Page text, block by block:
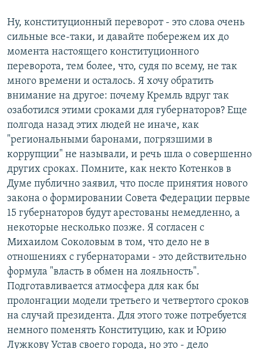
Ну, конституционный переворот - это слова очень
сильные все-таки, и давайте побережем их до
момента настоящего конституционного
переворота, тем более, что, судя по всему, не так
много времени и осталось. Я хочу обратить
внимание на другое: почему Кремль вдруг так
озаботился этими сроками для губернаторов? Еще
полгода назад этих людей не иначе, как
"региональными баронами, погрязшими в
коррупции" не называли, и речь шла о совершенно
других сроках. Помните, как некто Котенков в
Думе публично заявил, что после принятия нового
закона о формировании Совета Федерации первые
15 губернаторов будут арестованы немедленно, а
некоторые несколько позже. Я согласен с
Михаилом Соколовым в том, что дело не в
отношениях с губернаторами - это действительно
формула "власть в обмен на лояльность".
Подготавливается атмосфера для как бы
пролонгации модели третьего и четвертого сроков
на случай президента. Для этого тоже потребуется
немного поменять Конституцию, как и Юрию
Лужкову Устав своего города, но это - дело